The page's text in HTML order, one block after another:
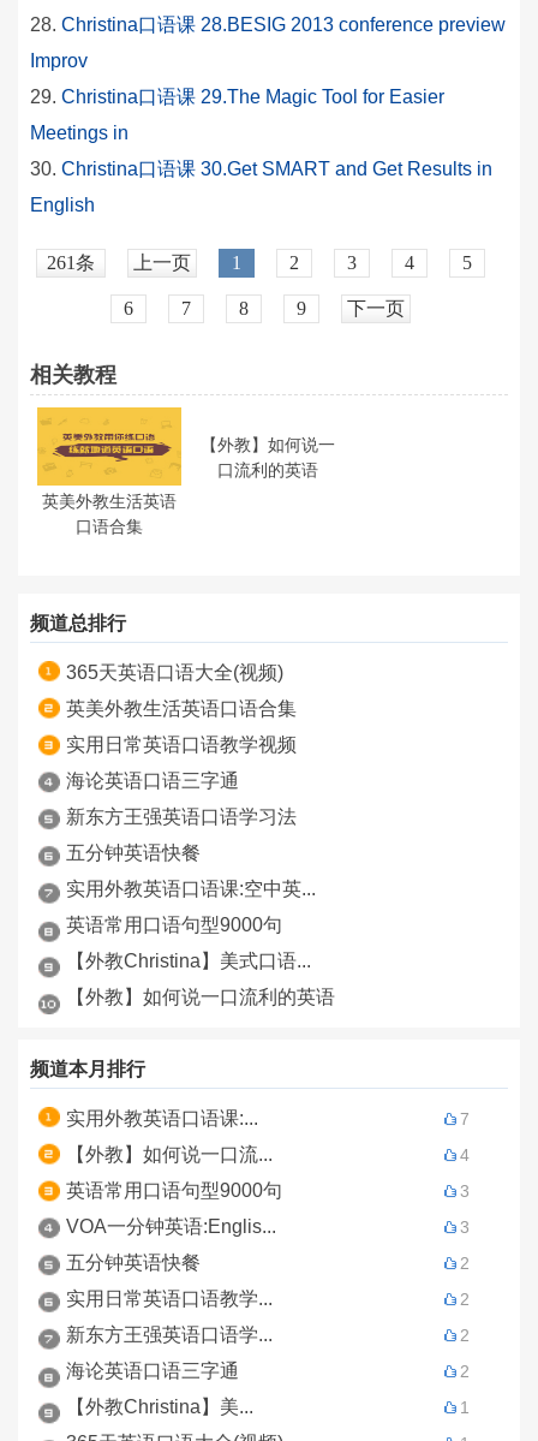
Christina口语课 28.BESIG 2013 conference preview
Improv
Christina口语课 29.The Magic Tool for Easier
Meetings in
Christina口语课 30.Get SMART and Get Results in
English
261条 上一页 1 2 3 4 5
6 7 8 9 下一页
相关教程
英美外教生活英语
口语合集
【外教】如何说一
口流利的英语
频道总排行
365天英语口语大全(视频)
英美外教生活英语口语合集
实用日常英语口语教学视频
海论英语口语三字通
新东方王强英语口语学习法
五分钟英语快餐
实用外教英语口语课:空中英...
英语常用口语句型9000句
【外教Christina】美式口语...
【外教】如何说一口流利的英语
频道本月排行
7
实用外教英语口语课:...
4
【外教】如何说一口流...
3
英语常用口语句型9000句
3
VOA一分钟英语:Englis...
2
五分钟英语快餐
2
实用日常英语口语教学...
2
新东方王强英语口语学...
2
海论英语口语三字通
1
【外教Christina】美...